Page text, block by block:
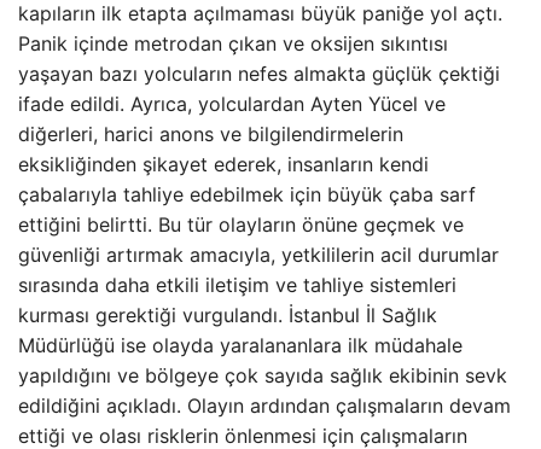
kapıların ilk etapta açılmaması büyük paniğe yol açtı.
Panik içinde metrodan çıkan ve oksijen sıkıntısı
yaşayan bazı yolcuların nefes almakta güçlük çektiği
ifade edildi. Ayrıca, yolculardan Ayten Yücel ve
diğerleri, harici anons ve bilgilendirmelerin
eksikliğinden şikayet ederek, insanların kendi
çabalarıyla tahliye edebilmek için büyük çaba sarf
ettiğini belirtti. Bu tür olayların önüne geçmek ve
güvenliği artırmak amacıyla, yetkililerin acil durumlar
sırasında daha etkili iletişim ve tahliye sistemleri
kurması gerektiği vurgulandı. İstanbul İl Sağlık
Müdürlüğü ise olayda yaralananlara ilk müdahale
yapıldığını ve bölgeye çok sayıda sağlık ekibinin sevk
edildiğini açıkladı. Olayın ardından çalışmaların devam
ettiği ve olası risklerin önlenmesi için çalışmaların